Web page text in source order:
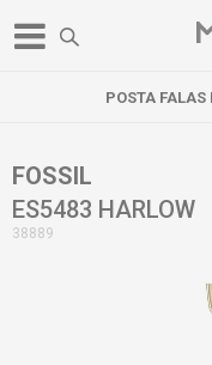
POSTA FALAS
FOSSIL
ES5483 HARLOW
38889